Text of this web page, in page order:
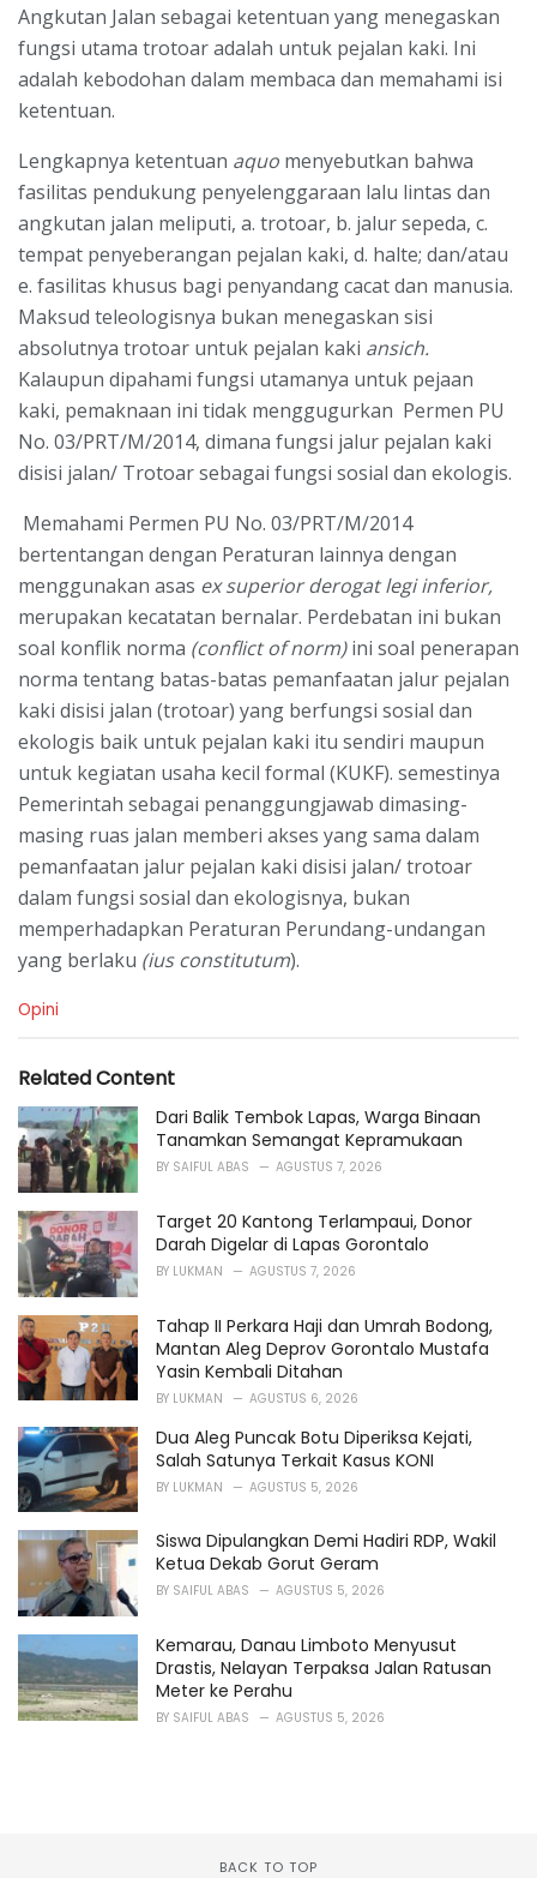
Angkutan Jalan sebagai ketentuan yang menegaskan
fungsi utama trotoar adalah untuk pejalan kaki. Ini
adalah kebodohan dalam membaca dan memahami isi
ketentuan.
Lengkapnya ketentuan aquo menyebutkan bahwa
fasilitas pendukung penyelenggaraan lalu lintas dan
angkutan jalan meliputi, a. trotoar, b. jalur sepeda, c.
tempat penyeberangan pejalan kaki, d. halte; dan/atau
e. fasilitas khusus bagi penyandang cacat dan manusia.
Maksud teleologisnya bukan menegaskan sisi
absolutnya trotoar untuk pejalan kaki ansich.
Kalaupun dipahami fungsi utamanya untuk pejaan
kaki, pemaknaan ini tidak menggugurkan Permen PU
No. 03/PRT/M/2014, dimana fungsi jalur pejalan kaki
disisi jalan/ Trotoar sebagai fungsi sosial dan ekologis.
Memahami Permen PU No. 03/PRT/M/2014
bertentangan dengan Peraturan lainnya dengan
menggunakan asas ex superior derogat legi inferior,
merupakan kecatatan bernalar. Perdebatan ini bukan
soal konflik norma (conflict of norm)ini soal penerapan
norma tentang batas-batas pemanfaatan jalur pejalan
kaki disisi jalan (trotoar) yang berfungsi sosial dan
ekologis baik untuk pejalan kaki itu sendiri maupun
untuk kegiatan usaha kecil formal (KUKF). semestinya
Pemerintah sebagai penanggungjawab dimasing-
masing ruas jalan memberi akses yang sama dalam
pemanfaatan jalur pejalan kaki disisi jalan/ trotoar
dalam fungsi sosial dan ekologisnya, bukan
memperhadapkan Peraturan Perundang-undangan
yang berlaku (ius constitutum).
C
e
o
r
i
e
:
Opini
Related Content
Dari Balik Tembok Lapas, Warga Binaan
Tanamkan Semangat Kepramukaan
BY SAIFUL ABAS AGUSTUS 7, 2026
Target 20 Kantong Terlampaui, Donor
Darah Digelar di Lapas Gorontalo
BY LUKMAN AGUSTUS 7, 2026
Tahap II Perkara Haji dan Umrah Bodong,
Mantan Aleg Deprov Gorontalo Mustafa
Yasin Kembali Ditahan
BY LUKMAN AGUSTUS 6, 2026
Dua Aleg Puncak Botu Diperiksa Kejati,
Salah Satunya Terkait Kasus KONI
BY LUKMAN AGUSTUS 5, 2026
Siswa Dipulangkan Demi Hadiri RDP, Wakil
Ketua Dekab Gorut Geram
BY SAIFUL ABAS AGUSTUS 5, 2026
Kemarau, Danau Limboto Menyusut
Drastis, Nelayan Terpaksa Jalan Ratusan
Meter ke Perahu
BY SAIFUL ABAS AGUSTUS 5, 2026
BACK TO TOP